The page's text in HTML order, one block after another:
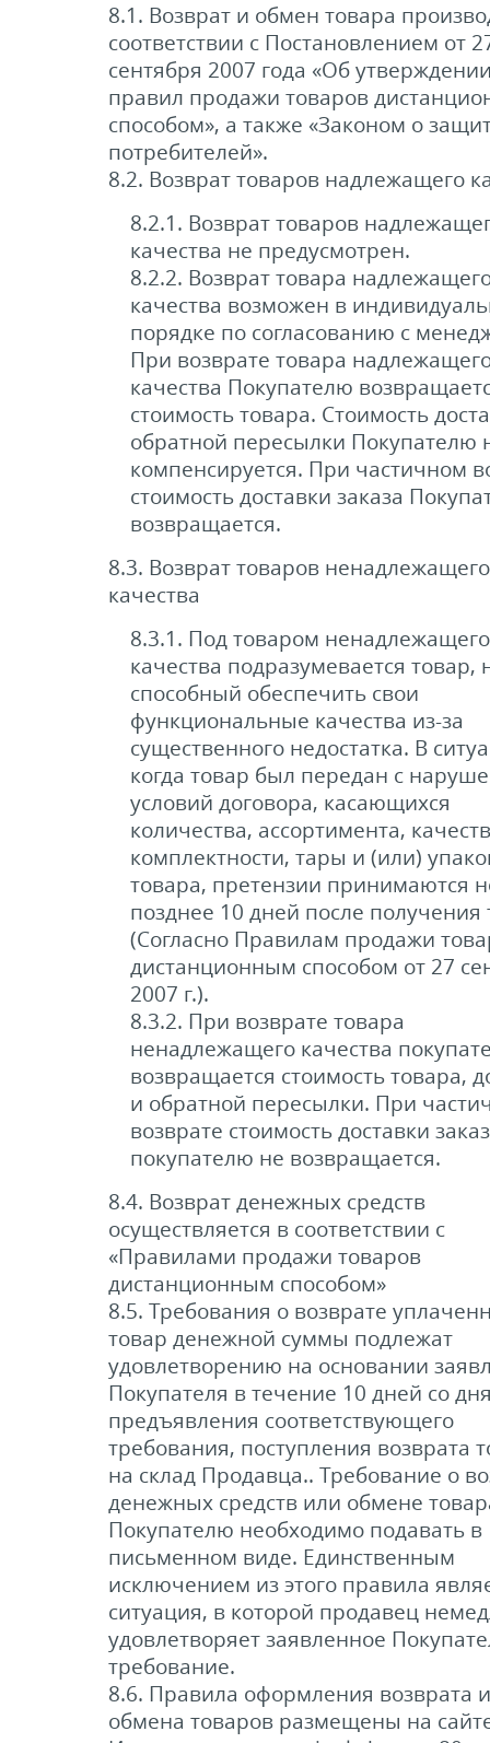
8.1. Возврат и обмен товара
соответствии с Постановлением от
сентября 2007 года «Об
правил продажи товаров
способом», а также «Законом о
потребителей».
8.2. Возврат товаров надлежащего
8.2.1. Возврат товаров
качества не предусмотрен.
8.2.2. Возврат товара
качества возможен в
порядке по согласованию с
При возврате товара
качества Покупателю
стоимость товара. Стоимость
обратной пересылки Покупателю
компенсируется. При частичном
стоимость доставки заказа
возвращается.
8.3. Возврат товаров ненадлежащего
качества
8.3.1. Под товаром ненадлежащего
качества подразумевается товар,
способный обеспечить свои
функциональные качества из-за
существенного недостатка. В
когда товар был передан с
условий договора, касающихся
количества, ассортимента,
комплектности, тары и (или)
товара, претензии принимаются
позднее 10 дней после получения
(Согласно Правилам продажи
дистанционным способом от 27
2007 г.).
8.3.2. При возврате товара
ненадлежащего качества
возвращается стоимость товара,
и обратной пересылки. При
возврате стоимость доставки
покупателю не возвращается.
8.4. Возврат денежных средств
осуществляется в соответствии с
«Правилами продажи товаров
дистанционным способом»
8.5. Требования о возврате
товар денежной суммы подлежат
удовлетворению на основании
Покупателя в течение 10 дней со
предъявления соответствующего
требования, поступления возврата
на склад Продавца.. Требование о
денежных средств или обмене
Покупателю необходимо подавать в
письменном виде. Единственным
исключением из этого правила
ситуация, в которой продавец
удовлетворяет заявленное
требование.
8.6. Правила оформления возврата
обмена товаров размещены на